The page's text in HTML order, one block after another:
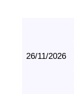
26/11/2026